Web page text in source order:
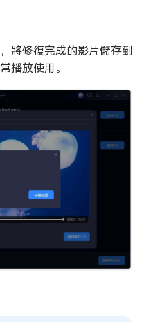
將修復完成的影片儲存到
播放使用。